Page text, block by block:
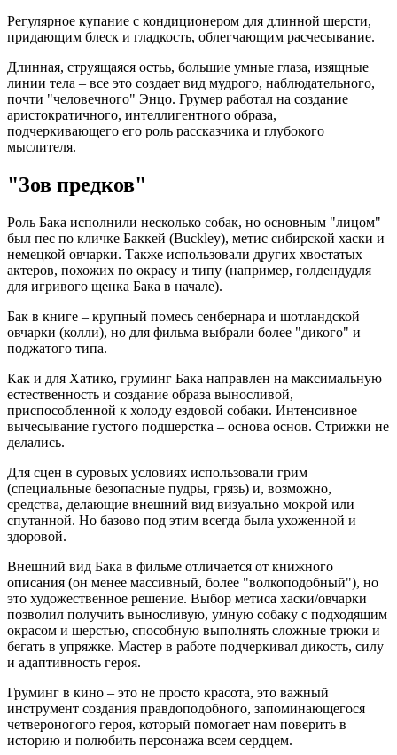
Регулярное купание с кондиционером для длинной шерсти,
придающим блеск и гладкость, облегчающим расчесывание.
Длинная, струящаяся остьь, большие умные глаза, изящные
линии тела – все это создает вид мудрого, наблюдательного,
почти "человечного" Энцо. Грумер работал на создание
аристократичного, интеллигентного образа,
подчеркивающего его роль рассказчика и глубокого
мыслителя.
"Зов предков"
Роль Бака исполнили несколько собак, но основным "лицом"
был пес по кличке Баккей (Buckley), метис сибирской хаски и
немецкой овчарки. Также использовали других хвостатых
актеров, похожих по окрасу и типу (например, голдендудля
для игривого щенка Бака в начале).
Бак в книге – крупный помесь сенбернара и шотландской
овчарки (колли), но для фильма выбрали более "дикого" и
поджатого типа.
Как и для Хатико, груминг Бака направлен на максимальную
естественность и создание образа выносливой,
приспособленной к холоду ездовой собаки. Интенсивное
вычесывание густого подшерстка – основа основ. Стрижки не
делались.
Для сцен в суровых условиях использовали грим
(специальные безопасные пудры, грязь) и, возможно,
средства, делающие внешний вид визуально мокрой или
спутанной. Но базово под этим всегда была ухоженной и
здоровой.
Внешний вид Бака в фильме отличается от книжного
описания (он менее массивный, более "волкоподобный"), но
это художественное решение. Выбор метиса хаски/овчарки
позволил получить выносливую, умную собаку с подходящим
окрасом и шерстью, способную выполнять сложные трюки и
бегать в упряжке. Мастер в работе подчеркивал дикость, силу
и адаптивность героя.
Груминг в кино – это не просто красота, это важный
инструмент создания правдоподобного, запоминающегося
четвероногого героя, который помогает нам поверить в
историю и полюбить персонажа всем сердцем.